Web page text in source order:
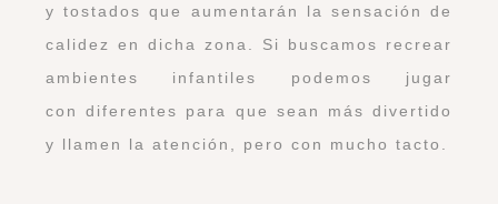
y tostados que aumentarán la sensación de
calidez en dicha zona. Si buscamos recrear
ambientes infantiles podemos jugar
con diferentes para que sean más divertido
y llamen la atención, pero con mucho tacto.